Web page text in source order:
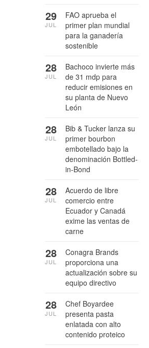
FAO aprueba el
primer plan mundial
para la ganadería
sostenible
29
JUL
Bachoco invierte más
de 31 mdp para
reducir emisiones en
su planta de Nuevo
León
28
JUL
Bib & Tucker lanza su
primer bourbon
embotellado bajo la
denominación Bottled-
in-Bond
28
JUL
Acuerdo de libre
comercio entre
Ecuador y Canadá
exime las ventas de
carne
28
JUL
Conagra Brands
proporciona una
actualización sobre su
equipo directivo
28
JUL
Chef Boyardee
presenta pasta
enlatada con alto
contenido proteico
28
JUL